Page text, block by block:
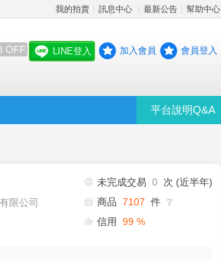
我的拍賣 訊息中心 最新公告 幫助中心
OFF LINE登入 加入會員 會員登入
平台說明Q&A
限公司
未完成交易 0
次 (近半年)
商品 7107 件 ❔
信用 99 %